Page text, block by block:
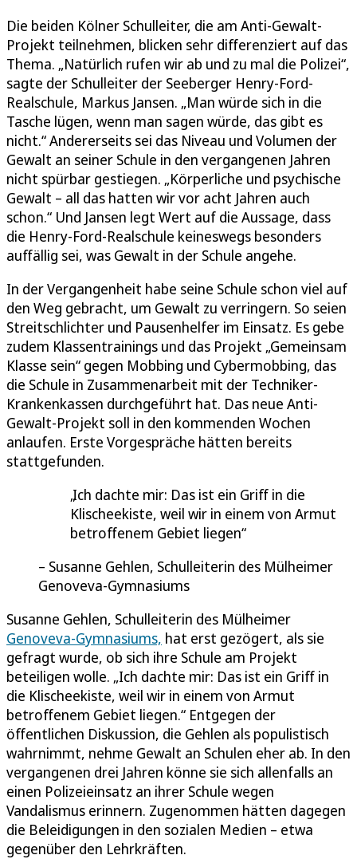
Die beiden Kölner Schulleiter, die am Anti-Gewalt-
Projekt teilnehmen, blicken sehr differenziert auf das
Thema. „Natürlich rufen wir ab und zu mal die Polizei“,
sagte der Schulleiter der Seeberger Henry-Ford-
Realschule, Markus Jansen. „Man würde sich in die
Tasche lügen, wenn man sagen würde, das gibt es
nicht.“ Andererseits sei das Niveau und Volumen der
Gewalt an seiner Schule in den vergangenen Jahren
nicht spürbar gestiegen. „Körperliche und psychische
Gewalt – all das hatten wir vor acht Jahren auch
schon.“ Und Jansen legt Wert auf die Aussage, dass
die Henry-Ford-Realschule keineswegs besonders
auffällig sei, was Gewalt in der Schule angehe.
In der Vergangenheit habe seine Schule schon viel auf
den Weg gebracht, um Gewalt zu verringern. So seien
Streitschlichter und Pausenhelfer im Einsatz. Es gebe
zudem Klassentrainings und das Projekt „Gemeinsam
Klasse sein“ gegen Mobbing und Cybermobbing, das
die Schule in Zusammenarbeit mit der Techniker-
Krankenkassen durchgeführt hat. Das neue Anti-
Gewalt-Projekt soll in den kommenden Wochen
anlaufen. Erste Vorgespräche hätten bereits
stattgefunden.
Ich dachte mir: Das ist ein Griff in die
Klischeekiste, weil wir in einem von Armut
betroffenem Gebiet liegen
Susanne Gehlen, Schulleiterin des Mülheimer
Genoveva-Gymnasiums
Susanne Gehlen, Schulleiterin des Mülheimer
Genoveva-Gymnasiums, hat erst gezögert, als sie
gefragt wurde, ob sich ihre Schule am Projekt
beteiligen wolle. „Ich dachte mir: Das ist ein Griff in
die Klischeekiste, weil wir in einem von Armut
betroffenem Gebiet liegen.“ Entgegen der
öffentlichen Diskussion, die Gehlen als populistisch
wahrnimmt, nehme Gewalt an Schulen eher ab. In den
vergangenen drei Jahren könne sie sich allenfalls an
einen Polizeieinsatz an ihrer Schule wegen
Vandalismus erinnern. Zugenommen hätten dagegen
die Beleidigungen in den sozialen Medien – etwa
gegenüber den Lehrkräften.